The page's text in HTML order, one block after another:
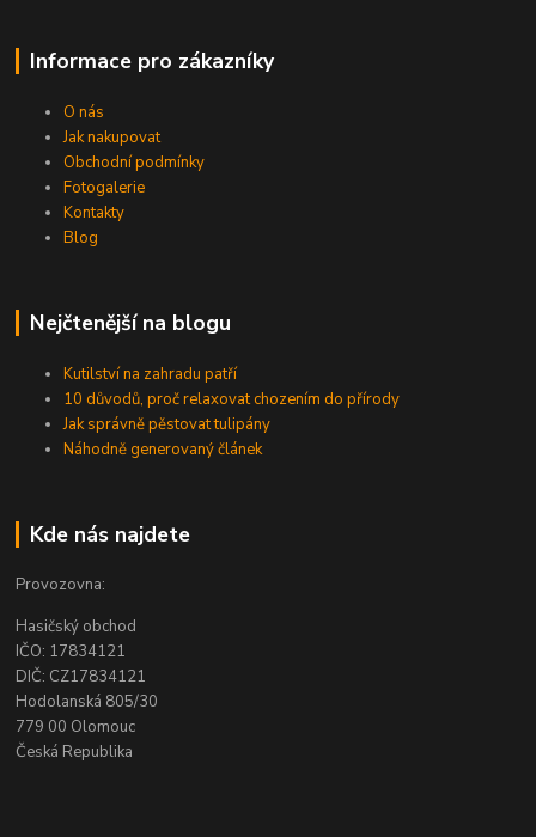
Informace pro zákazníky
O nás
Jak nakupovat
Obchodní podmínky
Fotogalerie
Kontakty
Blog
Nejčtenější na blogu
Kutilství na zahradu patří
10 důvodů, proč relaxovat chozením do přírody
Jak správně pěstovat tulipány
Náhodně generovaný článek
Kde nás najdete
Provozovna:
Hasičský obchod
IČO: 17834121
DIČ: CZ17834121
Hodolanská 805/30
779 00 Olomouc
Česká Republika